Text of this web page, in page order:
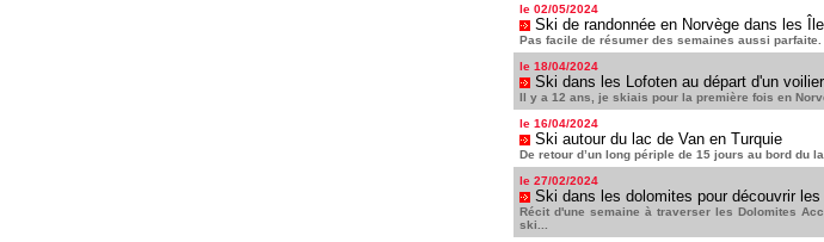
le 02/05/2024
Ski de randonnée en Norvège dans les
Pas facile de résumer des semaines aussi parfaite.
le 18/04/2024
Ski dans les Lofoten au départ d'un voilier
Il y a 12 ans, je skiais pour la première fois en
le 16/04/2024
Ski autour du lac de Van en Turquie
De retour d’un long périple de 15 jours au bord du
le 27/02/2024
Ski dans les dolomites pour découvrir
Récit d'une semaine à traverser les Dolomites
ski...